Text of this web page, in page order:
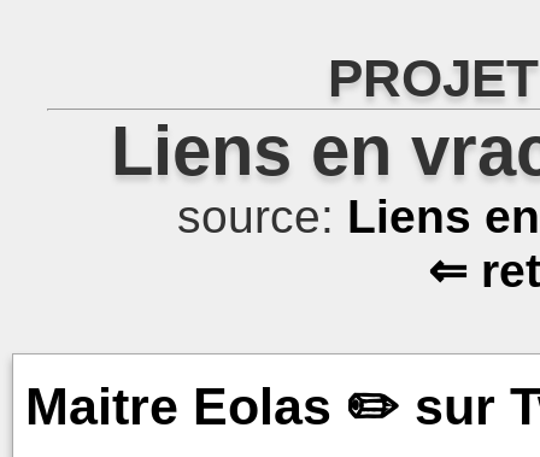
Liens en
source: Liens
⇐
Maitre Eolas ✏️ sur